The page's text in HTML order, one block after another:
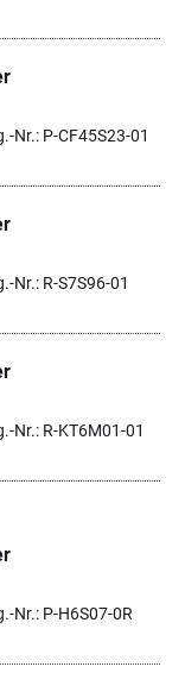
Nr.: P-CF45S23-01
Nr.: R-S7S96-01
Nr.: R-KT6M01-01
Nr.: P-H6S07-0R